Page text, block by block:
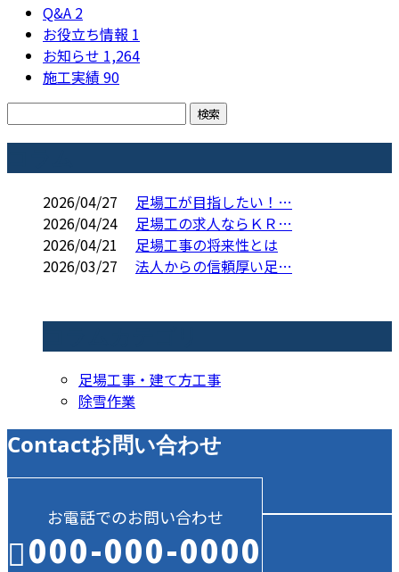
Q&A 2
お役立ち情報 1
お知らせ 1,264
施工実績90
2026/04/27
足場工が目指したい！…
2026/04/24
足場工の求人ならＫＲ…
2026/04/21
足場工事の将来性とは
2026/03/27
法人からの信頼厚い足…
足場工事・建て方工事
除雪作業
Contactお問い合わせ
お電話でのお問い合わせ
000-000-0000